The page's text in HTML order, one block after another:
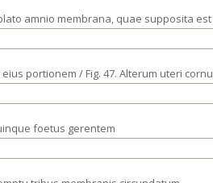
amnio membrana, quae supposita est
portionem / Fig. 47. Alterum uteri cornu
foetus gerentem